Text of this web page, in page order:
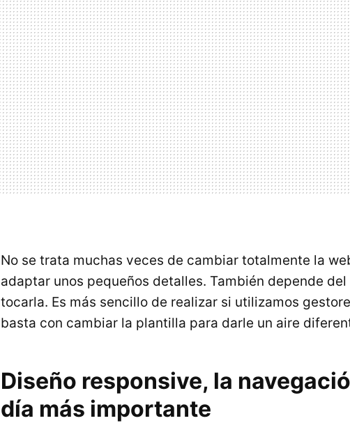
No se trata muchas veces de cambiar totalmente la
adaptar unos pequeños detalles. También depende
tocarla. Es más sencillo de realizar si utilizamos
basta con cambiar la plantilla para darle un aire
Diseño responsive, la
día más importante